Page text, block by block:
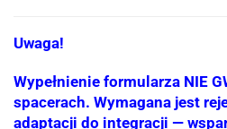
Uwaga!
Wypełnienie formularza NIE
spacerach. Wymagana jest
adaptacji do integracji —